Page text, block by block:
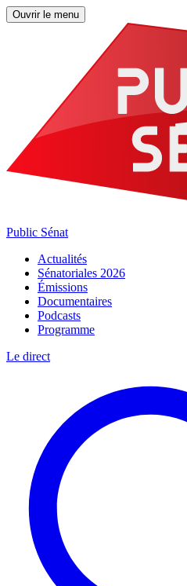
Ouvrir le menu
Public Sénat
Actualités
Sénatoriales 2026
Émissions
Documentaires
Podcasts
Programme
Le direct